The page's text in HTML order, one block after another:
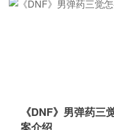
《DNF》男弹药三